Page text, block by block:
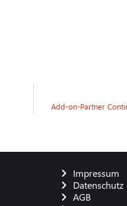
Add-on-Partner
Impressum
Datenschutz
AGB